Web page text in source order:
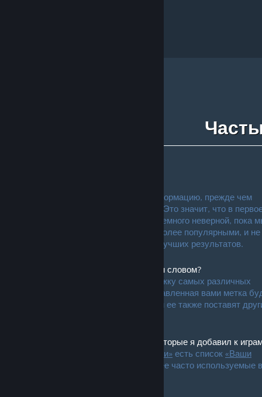
О. Нам нужно собрать некоторую информацию, прежде чем
система будет оптимально работать. Это значит, что в
время категоризация товаров будет немного неверной, пока
поймем, какие типы меток будут наиболее популярными, и не
настроим систему для отображения лучших результатов.
В. Могу ли я пометить продукт любым словом?
О. Да, система рассчитана на поддержку самых различных
жанров, концепций и признаков. Поставленная вами метка
видна всем только в том случае, если ее также поставят
В. Могу ли я увидеть список меток, которые я добавил к
«Популярные метки» есть список «Ваши
, в котором приведены наиболее часто используемые